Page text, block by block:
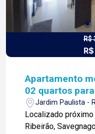
R$
Apartamento
02 quartos
Paulista
Jardim Paulista -
Localizado próximo
Ribeirão,